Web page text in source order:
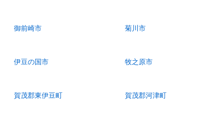
御前崎市 菊川市
伊豆の国市 牧之原市
賀茂郡東伊豆町 賀茂郡河津町